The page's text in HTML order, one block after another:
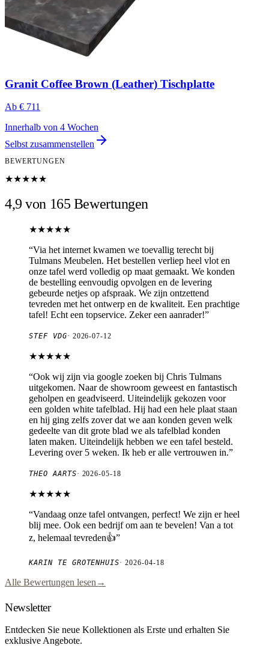
Granit Coffee Brown (Leather) Tischplatte
Ab € 711
Innerhalb von 4 Wochen
Selbst zusammenstellen
BEWERTUNGEN
★★★★★
4,9 von 165 Bewertungen
★★★★★
“Via het internet kwamen we toevallig terecht bij
Tulmans Meubelen. Het bestellen verliep heel vlot en
onze tafel werd volledig op maat gemaakt. We konden
de bestelling eenvoudig opvolgen en de levering
gebeurde netjes op afspraak. We zijn ontzettend
tevreden met het ontwerp en de kwaliteit. Een prachtige
tafel! Echt een topservice. Zeker een aanrader!”
STEF VDG· 2026-07-12
★★★★★
“Ook wij zijn via google zoeken bij Chris Tulmans
uitgekomen. Naar de showroom geweest en fantastisch
geholpen en geadviseerd. Uiteindelijk gekozen voor
een golden white tafelblad. Hij had een hele plaat staan
en hij ging zelfs zover dat we aan konden geven welk
gedeelte van dit grote blad we als tafelblad konden
laten maken. Uiteindelijk hebben we een tafel besteld.
Levering over 5 weken. Ik heb er alle vertrouwen in.”
THEO AARTS· 2026-05-18
★★★★★
“Vandaag onze tafel ontvangen, perfect! We zijn er heel
blij mee. Ook een bedrijf om aan te bevelen! Van a tot
z, helemaal tevreden👍”
KARIN TE GROTENHUIS·2026-04-18
Alle Bewertungen lesen →
Newsletter
Entdecken Sie neue Kollektionen als Erste und erhalten Sie
exklusive Angebote.